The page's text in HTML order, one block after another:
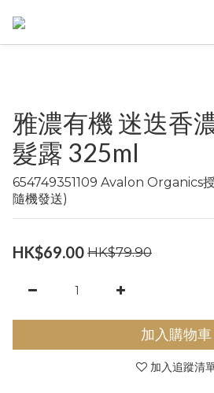
雅濃有機 迷迭香
髮露 325ml
654749351109 Avalon Organics
隨機發送)
HK$69.00 HK$79.90
加入購物車
加入追蹤清